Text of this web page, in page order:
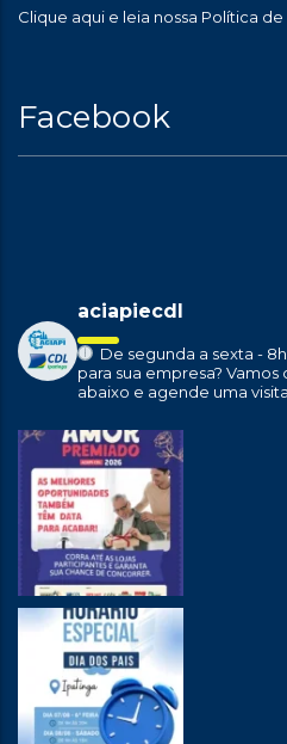
Clique aqui e leia nossa Política
Facebook
aciapiecdl
De segunda a sexta - 8h
para sua empresa? Vamos
abaixo e agende uma